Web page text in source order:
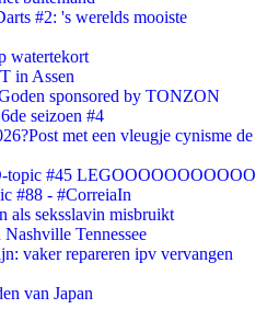
#2: 's werelds mooiste
watertekort
in Assen
sponsored by TONZON
seizoen #4
met een vleugje cynisme de
topic #45 LEGOOOOOOOOOOO
#88 - #CorreiaIn
als seksslavin misbruikt
Tennessee
vaker repareren ipv vervangen
van Japan